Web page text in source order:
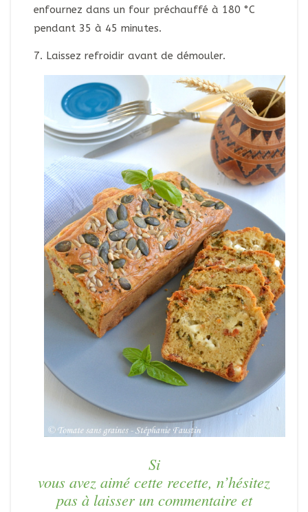
enfournez dans un four préchauffé à 180 °C
pendant 35 à 45 minutes.
7. Laissez refroidir avant de démouler.
Si
vous avez aimé cette recette, n’hésitez
pas à laisser un commentaire et